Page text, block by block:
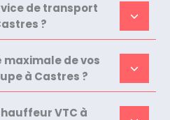
de transport
?
de vos
à Castres ?
VTC à